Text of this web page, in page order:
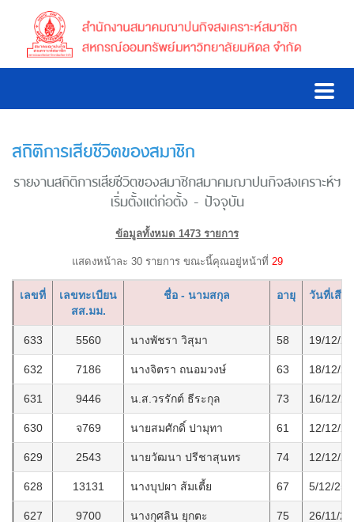
สถิติการเสียชีวิตของสมาชิก
รายงานสถิติการเสียชีวิตของสมาชิกสมาคมฌาปนกิจสงเคราะห์ฯ
เริ่มตั้งแต่ก่อตั้ง - ปัจจุบัน
ข้อมูลทั้งหมด 1473 รายการ
แสดงหน้าละ 30 รายการ ขณะนี้คุณอยู่หน้าที่ 29
เลขที่
เลขทะเบียน
สส.มม.
ชื่อ - นามสกุล อายุ วันที่เสีย
633 5560 นางพัชรา วิสุมา 58 19/12/
632 7186 นางจิตรา ถนอมวงษ์ 63 18/12/
631 9446 น.ส.วรรักต์ ธีระกุล 73 16/12/
630 จ769 นายสมศักดิ์ ปามุทา 61 12/12/
629 2543 นายวัฒนา ปรีชาสุนทร 74 12/12/
628 13131 นางบุปผา ส้มเตี้ย 67 5/12/
627 9700 นางกุศลิน ยุกตะ 75 26/11/